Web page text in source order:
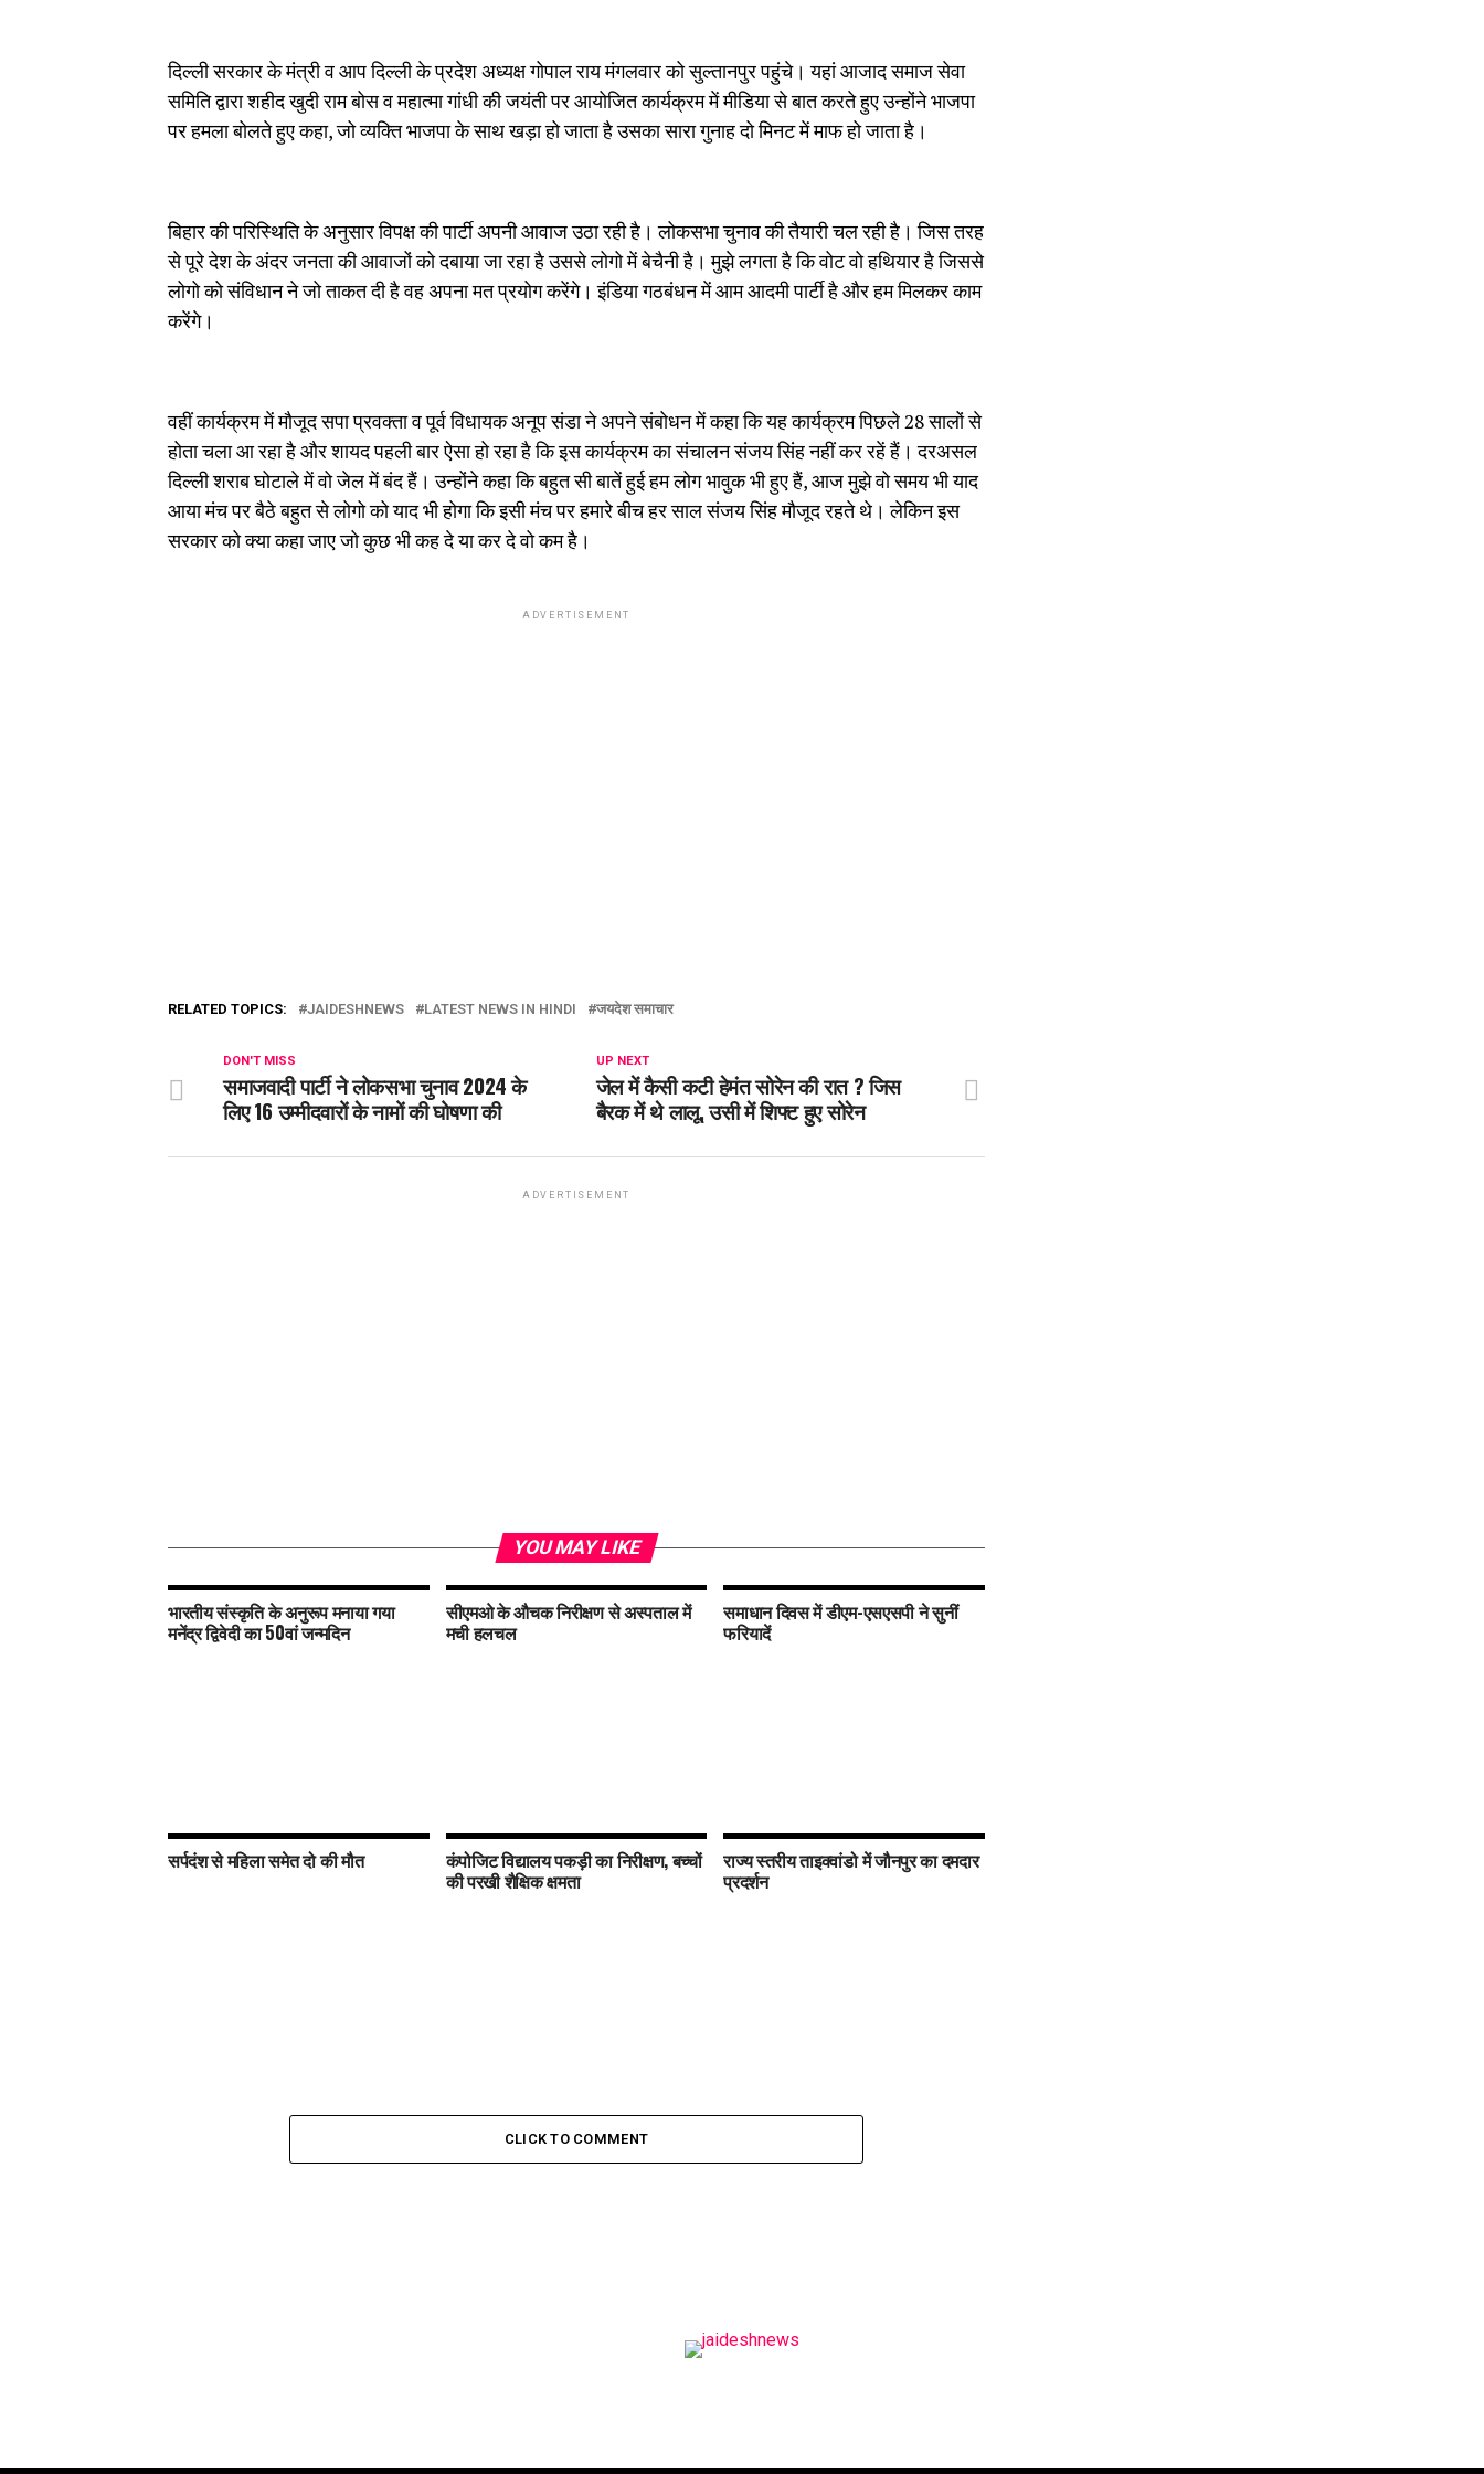
दिल्ली सरकार के मंत्री व आप दिल्ली के प्रदेश अध्यक्ष गोपाल राय मंगलवार को सुल्तानपुर पहुंचे। यहां आजाद समाज सेवा
समिति द्वारा शहीद खुदी राम बोस व महात्मा गांधी की जयंती पर आयोजित कार्यक्रम में मीडिया से बात करते हुए उन्होंने भाजपा
पर हमला बोलते हुए कहा, जो व्यक्ति भाजपा के साथ खड़ा हो जाता है उसका सारा गुनाह दो मिनट में माफ हो जाता है।
बिहार की परिस्थिति के अनुसार विपक्ष की पार्टी अपनी आवाज उठा रही है। लोकसभा चुनाव की तैयारी चल रही है। जिस तरह
से पूरे देश के अंदर जनता की आवाजों को दबाया जा रहा है उससे लोगो में बेचैनी है। मुझे लगता है कि वोट वो हथियार है जिससे
लोगो को संविधान ने जो ताकत दी है वह अपना मत प्रयोग करेंगे। इंडिया गठबंधन में आम आदमी पार्टी है और हम मिलकर काम
करेंगे।
वहीं कार्यक्रम में मौजूद सपा प्रवक्ता व पूर्व विधायक अनूप संडा ने अपने संबोधन में कहा कि यह कार्यक्रम पिछले 28 सालों से
होता चला आ रहा है और शायद पहली बार ऐसा हो रहा है कि इस कार्यक्रम का संचालन संजय सिंह नहीं कर रहें हैं। दरअसल
दिल्ली शराब घोटाले में वो जेल में बंद हैं। उन्होंने कहा कि बहुत सी बातें हुई हम लोग भावुक भी हुए हैं, आज मुझे वो समय भी याद
आया मंच पर बैठे बहुत से लोगो को याद भी होगा कि इसी मंच पर हमारे बीच हर साल संजय सिंह मौजूद रहते थे। लेकिन इस
सरकार को क्या कहा जाए जो कुछ भी कह दे या कर दे वो कम है।
ADVERTISEMENT
RELATED TOPICS: JAIDESHNEWS LATEST NEWS IN HINDI जयदेश समाचार
UP NEXT
जेल में कैसी कटी हेमंत सोरेन की रात ? जिस
बैरक में थे लालू, उसी में शिफ्ट हुए सोरेन
DON'T MISS
समाजवादी पार्टी ने लोकसभा चुनाव 2024 के
लिए 16 उम्मीदवारों के नामों की घोषणा की
ADVERTISEMENT
YOU MAY LIKE
भारतीय संस्कृति के अनुरूप मनाया गया
मनेंद्र द्विवेदी का 50वां जन्मदिन
सीएमओ के औचक निरीक्षण से अस्पताल में
मची हलचल
समाधान दिवस में डीएम-एसएसपी ने सुनीं
फरियादें
सर्पदंश से महिला समेत दो की मौत कंपोजिट विद्यालय पकड़ी का निरीक्षण, बच्चों
की परखी शैक्षिक क्षमता
राज्य स्तरीय ताइक्वांडो में जौनपुर का दमदार
प्रदर्शन
CLICK TO COMMENT